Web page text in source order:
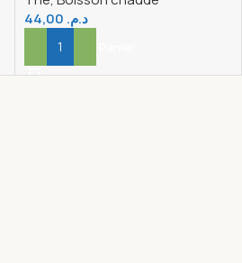
د.م.
Ajouter Au Panier